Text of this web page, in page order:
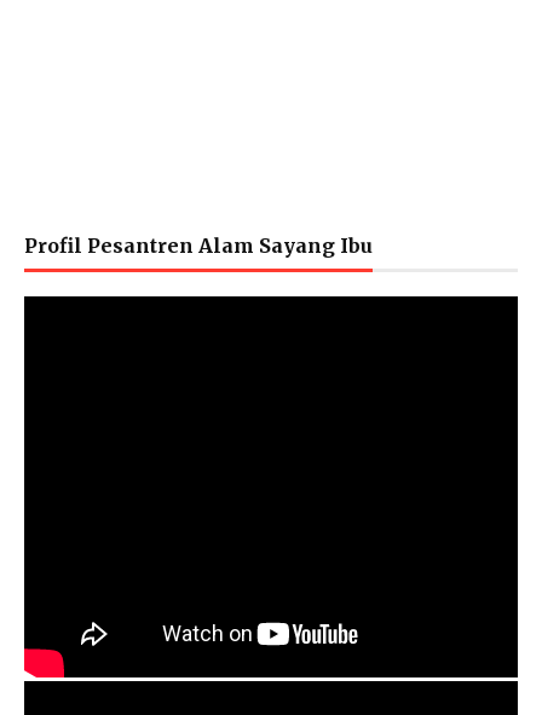
Profil Pesantren Alam Sayang Ibu